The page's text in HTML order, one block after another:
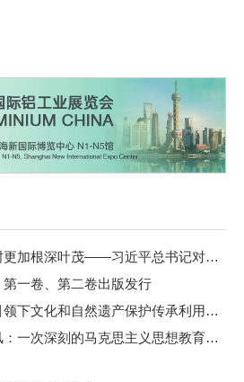
让中朝传统友谊之树更加根深叶茂——习近平总书记对朝鲜进行国事访问纪实
第一卷、第二卷出版发行
在习近平文化思想引领下文化和自然遗产保护传承利用工作开创新局面
伟大征程丨延安整风：一次深刻的马克思主义思想教育运动